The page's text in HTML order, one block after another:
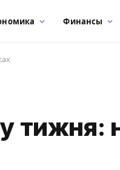
Финансы
тижня: